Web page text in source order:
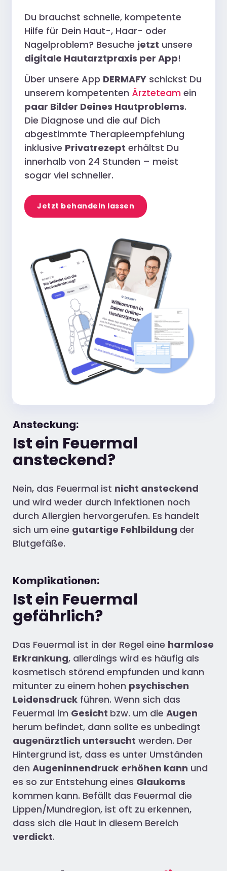
Du brauchst schnelle, kompetente
Hilfe für Dein Haut-, Haar- oder
Nagelproblem? Besuche jetzt unsere
digitale Hautarztpraxis per App!
Über unsere App DERMAFY schickst Du
unserem kompetenten Ärzteteam ein
paar Bilder Deines Hautproblems.
Die Diagnose und die auf Dich
abgestimmte Therapieempfehlung
inklusive Privatrezept erhältst Du
innerhalb von 24 Stunden – meist
sogar viel schneller.
Jetzt behandeln lassen
Ansteckung:
Ist ein Feuermal
ansteckend?
Nein, das Feuermal ist nicht ansteckend
und wird weder durch Infektionen noch
durch Allergien hervorgerufen. Es handelt
sich um eine gutartige Fehlbildung der
Blutgefäße.
Komplikationen:
Ist ein Feuermal
gefährlich?
Das Feuermal ist in der Regel eine harmlose
Erkrankung, allerdings wird es häufig als
kosmetisch störend empfunden und kann
mitunter zu einem hohen psychischen
Leidensdruck führen. Wenn sich das
Feuermal im Gesicht bzw. um die Augen
herum befindet, dann sollte es unbedingt
augenärztlich untersucht werden. Der
Hintergrund ist, dass es unter Umständen
den Augeninnendruck erhöhen kann und
es so zur Entstehung eines Glaukoms
kommen kann. Befällt das Feuermal die
Lippen/Mundregion, ist oft zu erkennen,
dass sich die Haut in diesem Bereich
verdickt.